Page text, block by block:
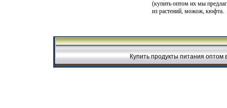
(купить оптом их мы
из растений, можож, кюфта.
Купить продукты питания